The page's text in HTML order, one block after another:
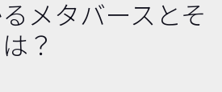
メタバースとそ
？